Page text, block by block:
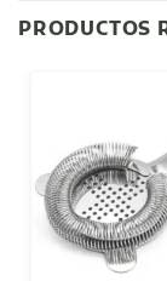
PRODUCTOS